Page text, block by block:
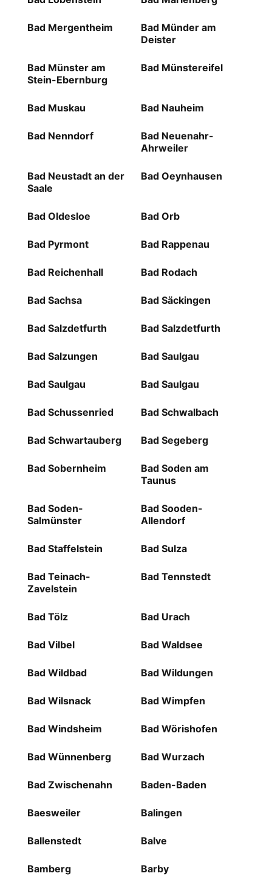
Bad Mergentheim
Bad Münder am
Deister
Bad Münster am
Stein-Ebernburg
Bad Münstereifel
Bad Muskau Bad Nauheim
Bad Nenndorf
Bad Neuenahr-
Ahrweiler
Bad Neustadt an der
Saale
Bad Oeynhausen
Bad Oldesloe Bad Orb
Bad Pyrmont Bad Rappenau
Bad Reichenhall Bad Rodach
Bad Sachsa Bad Säckingen
Bad Salzdetfurth Bad Salzdetfurth
Bad Salzungen Bad Saulgau
Bad Saulgau Bad Saulgau
Bad Schussenried Bad Schwalbach
Bad Schwartauberg Bad Segeberg
Bad Sobernheim
Bad Soden am
Taunus
Bad Soden-
Salmünster
Bad Sooden-
Allendorf
Bad Staffelstein Bad Sulza
Bad Teinach-
Zavelstein
Bad Tennstedt
Bad Tölz Bad Urach
Bad Vilbel Bad Waldsee
Bad Wildbad Bad Wildungen
Bad Wilsnack Bad Wimpfen
Bad Windsheim Bad Wörishofen
Bad Wünnenberg Bad Wurzach
Bad Zwischenahn Baden-Baden
Baesweiler Balingen
Ballenstedt Balve
Bamberg Barby